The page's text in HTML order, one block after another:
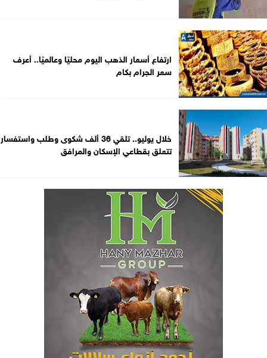
ارتفاع أسعار الذهب اليوم محليًا وعالميًا.. أعرف
سعر الجرام بكام
خلال يوليو.. تلقي 36 ألف شكوى وطلب واستفسار
تتعلق بقطاعي الإسكان والمرافق